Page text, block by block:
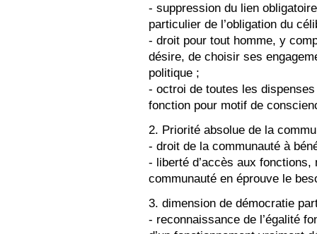
- suppression du lien
particulier de l’obligation du
- droit pour tout homme, y
désire, de choisir ses
politique ;
- octroi de toutes les dispenses
fonction pour motif de
2. Priorité absolue de la
- droit de la communauté à
- liberté d’accès aux
communauté en éprouve le
3. dimension de démocratie
- reconnaissance de l’égalité